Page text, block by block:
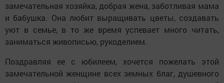
замечательная хозяйка, добрая жена, заботливая мама
и бабушка. Она любит выращивать цветы, создавать
уют в семье, в то же время успевает много читать,
заниматься живописью, рукоделием.
Поздравляя ее с юбилеем, хочется пожелать этой
замечательной женщине всех земных благ, душевного